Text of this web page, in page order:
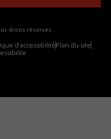
droits réservés.
d’accessibilitéPlan du site